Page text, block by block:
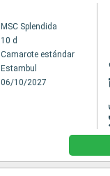
MSC Splendida
10 d
Camarote estándar
Estambul
06/10/2027